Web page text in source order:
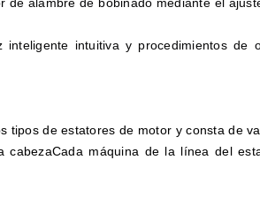
intuitiva y procedimientos de
de estatores de motor y consta de
máquina de la línea del